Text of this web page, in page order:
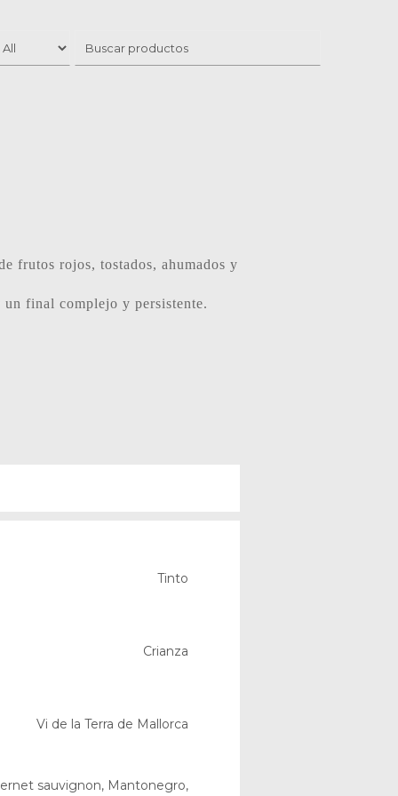
frutos rojos, tostados, ahumados y
final complejo y persistente.
Tinto
Crianza
Vi de la Terra de Mallorca
sauvignon, Mantonegro,